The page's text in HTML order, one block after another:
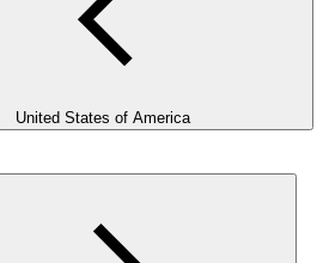
United States of America